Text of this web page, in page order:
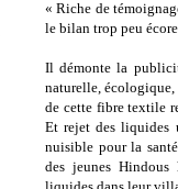
« Riche de
le bilan trop peu
Il démonte la
naturelle,
de cette fibre textile
Et rejet des liquides
nuisible pour la
des jeunes Hindous